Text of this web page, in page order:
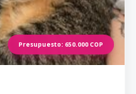
Presupuesto: 650.000COP